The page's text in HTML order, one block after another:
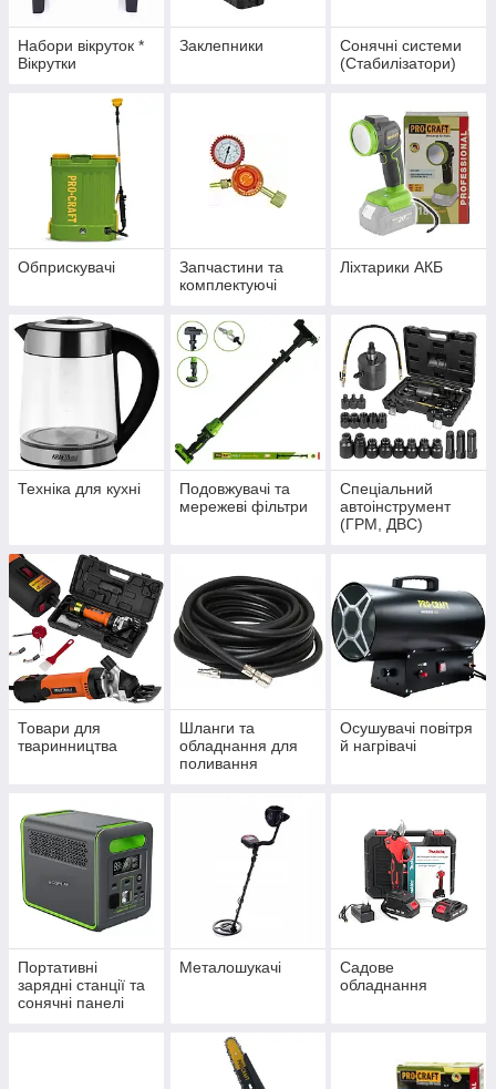
Набори вікруток *
Вікрутки
Заклепники
Сонячні системи
(Стабилізатори)
Обприскувачі
Запчастини та
комплектуючі
Ліхтарики АКБ
Техніка для кухні
Подовжувачі та
мережеві фільтри
Спеціальний
автоінструмент
(ГРМ, ДВС)
Товари для
тваринництва
Шланги та
обладнання для
поливання
Осушувачі повітря
й нагрівачі
Портативні
зарядні станції та
сонячні панелі
Металошукачі
Садове
обладнання